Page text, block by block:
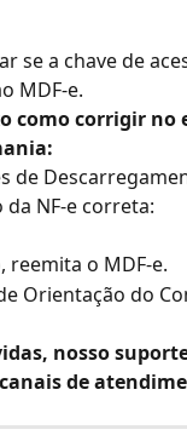
se a chave de
MDF-e.
como corrigir no
de
da NF-e correta:
reemita o MDF-e.
Orientação do
nosso
de